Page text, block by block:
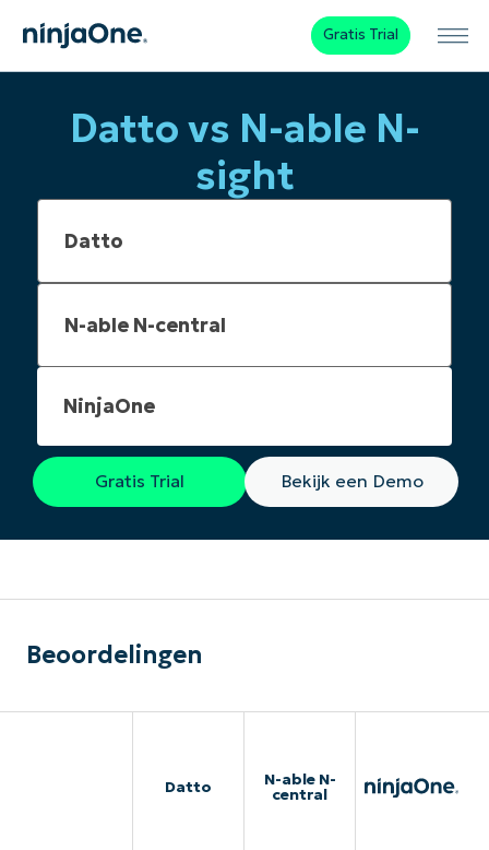
Gratis Trial
Datto vs N-able N-
sight
NinjaOne
Gratis Trial Bekijk een Demo
Beoordelingen
Datto N-able N-
central